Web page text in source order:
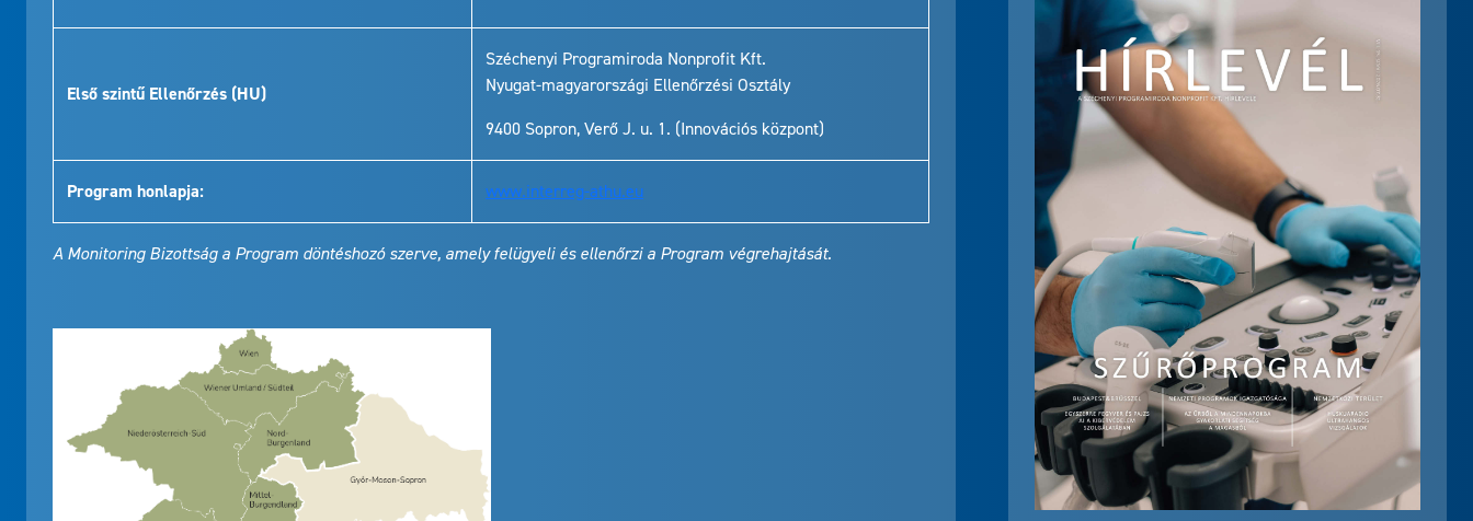
Első szintű Ellenőrzés (HU)
Széchenyi Programiroda Nonprofit Kft.
Nyugat-magyarországi Ellenőrzési Osztály
9400 Sopron, Verő J. u. 1. (Innovációs központ)
Program honlapja: www.interreg-athu.eu
A Monitoring Bizottság a Program döntéshozó szerve, amely felügyeli és ellenőrzi a Program végrehajtását.